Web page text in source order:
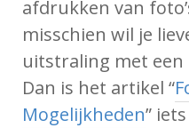
afdrukken van
misschien wil je
uitstraling met een
Dan is het artikel “
Mogelijkheden”